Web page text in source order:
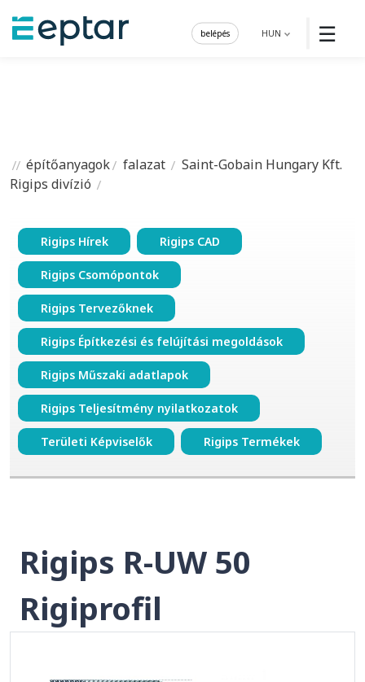
☰
HUN
belépés
építőanyagok falazat
Saint-Gobain Hungary Kft.
Rigips divízió
Rigips Hírek Rigips CAD
Rigips Csomópontok
Rigips Tervezőknek
Rigips Építkezési és felújítási megoldások
Rigips Műszaki adatlapok
Rigips Teljesítmény nyilatkozatok
Területi Képviselők Rigips Termékek
Rigips R-UW 50
Rigiprofil